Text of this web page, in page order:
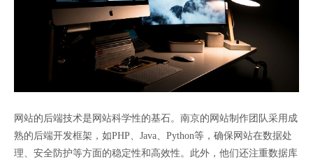
网站的后端技术是网站科学性的基石。南京的网站制作团队采用成
熟的后端开发框架，如PHP、Java、Python等，确保网站在数据处
理、安全防护等方面的稳定性和高效性。此外，他们还注重数据库